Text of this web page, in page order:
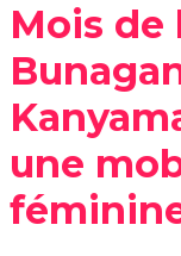
‎Mois de
une